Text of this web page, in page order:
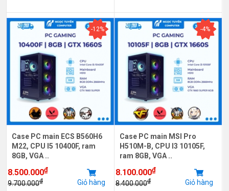
-12%
Case PC main ECS B560H6
M22, CPU I5 10400F, ram
8GB, VGA ..
8.500.000₫
9.700.000₫ Giỏ hàng
-4%
Case PC main MSI Pro
H510M-B, CPU I3 10105F,
ram 8GB, VGA ..
8.100.000₫
8.400.000₫ Giỏ hàng